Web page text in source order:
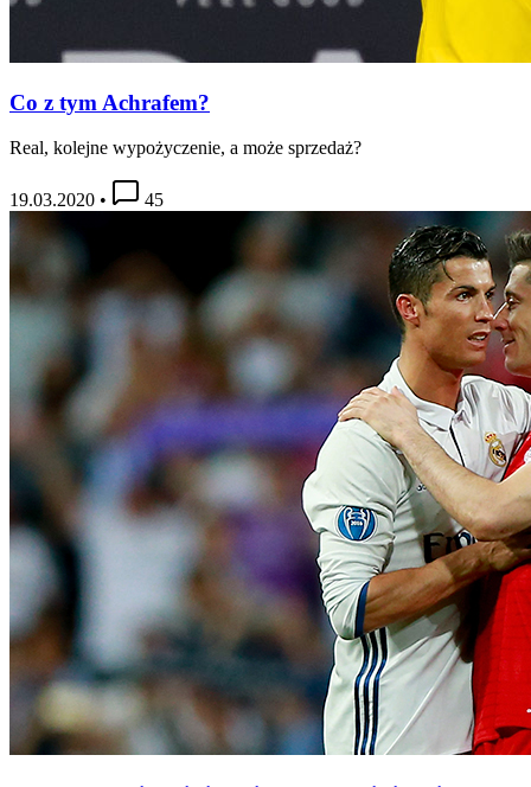
Co z tym Achrafem?
Real, kolejne wypożyczenie, a może sprzedaż?
19.03.2020 • 45